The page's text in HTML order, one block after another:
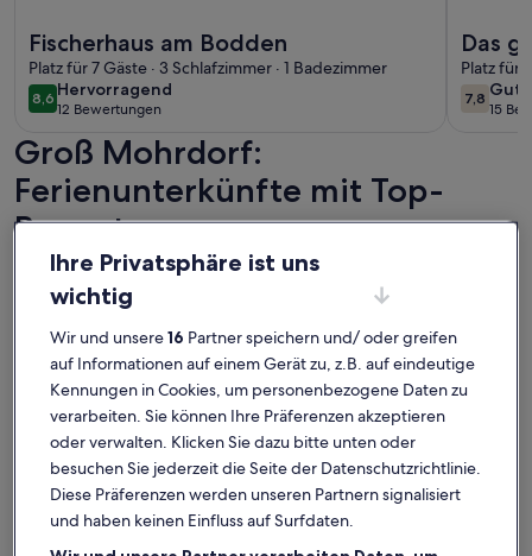
Fischerhaus am Bodden
Platz für 7 Gäste · 3 Schlafzimmer · 1 Badezimmer
8,68,6 von 10
Hervorragend
hervorragend
12 Bewertungen
(12
bewertungen)
Das
Platz für
7,87,8 von
Gut
gut
15
(15
Groß Mohrdorf:
Ferienunterkünfte mit Top-
Bewertung
Weitere Infos zu Prerower Strasse 14 Wohnung 1
Ihre Privatsphäre ist uns
wichtig
Wir und unsere16 Partner speichern und/ oder greifen
auf Informationen auf einem Gerät zu, z.B. auf eindeutige
Kennungen in Cookies, um personenbezogene Daten zu
verarbeiten. Sie können Ihre Präferenzen akzeptieren
oder verwalten. Klicken Sie dazu bitte unten oder
besuchen Sie jederzeit die Seite der Datenschutzrichtlinie.
Diese Präferenzen werden unseren Partnern signalisiert
und haben keinen Einfluss auf Surfdaten.